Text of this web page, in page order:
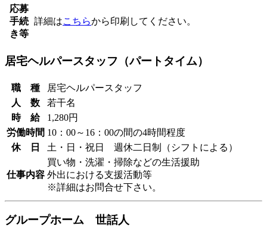
応募
手続
き等
詳細はこちらから印刷してください。
居宅ヘルパースタッフ（パートタイム）
職 種
居宅ヘルパースタッフ
人 数
若干名
時 給
1,280円
労働時間 10：00～16：00の間の4時間程度
休 日
土・日・祝日 週休二日制（シフトによる）
仕事内容
買い物・洗濯・掃除などの生活援助
外出における支援活動等
※詳細はお問合せ下さい。
グループホーム 世話人